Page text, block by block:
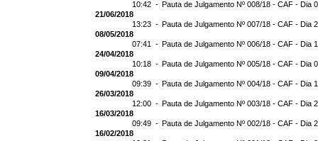
10:42 - Pauta de Julgamento Nº 008/18 - CAF - Dia
21/06/2018
13:23 - Pauta de Julgamento Nº 007/18 - CAF - Dia
08/05/2018
07:41 - Pauta de Julgamento Nº 006/18 - CAF - Dia
24/04/2018
10:18 - Pauta de Julgamento Nº 005/18 - CAF - Dia
09/04/2018
09:39 - Pauta de Julgamento Nº 004/18 - CAF - Dia
26/03/2018
12:00 - Pauta de Julgamento Nº 003/18 - CAF - Dia
16/03/2018
09:49 - Pauta de Julgamento Nº 002/18 - CAF - Dia
16/02/2018